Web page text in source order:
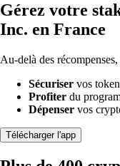
Gérez votre
Inc. en France
Au-delà des
Sécuriser vos
Profiter du
Dépenser vos
Télécharger l'app